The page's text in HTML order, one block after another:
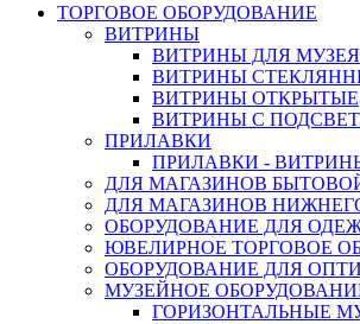
ТОРГОВОЕ ОБОРУДОВАНИЕ
ВИТРИНЫ
ВИТРИНЫ ДЛЯ МУЗЕЯ
ВИТРИНЫ
ВИТРИНЫ ОТКРЫТЫЕ
ВИТРИНЫ С
ПРИЛАВКИ
ПРИЛАВКИ -
ДЛЯ МАГАЗИНОВ
ДЛЯ МАГАЗИНОВ
ОБОРУДОВАНИЕ ДЛЯ
ЮВЕЛИРНОЕ ТОРГОВОЕ
ОБОРУДОВАНИЕ ДЛЯ
МУЗЕЙНОЕ
ГОРИЗОНТАЛЬНЫЕ